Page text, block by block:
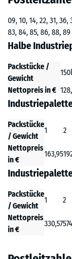
09, 10, 14, 22, 31, 36,
83, 84, 85, 86, 88, 89
Halbe
Packstücke /
Gewicht
Nettopreis in €
Packstücke
/ Gewicht
1 2
Nettopreis
in €
163,95
Packstücke
/ Gewicht
1 2
Nettopreis
in €
330,57